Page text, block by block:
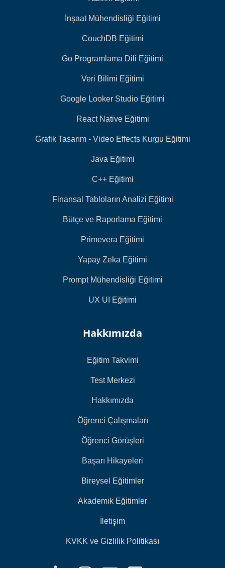
İnşaat Mühendisliği Eğitimi
CouchDB Eğitimi
Go Programlama Dili Eğitimi
Veri Bilimi Eğitimi
Google Looker Studio Eğitimi
React Native Eğitimi
Grafik Tasarım - Video Effects Kurgu Eğitimi
Java Eğitimi
C++ Eğitimi
Finansal Tabloların Analizi Eğitimi
Bütçe ve Raporlama Eğitimi
Primevera Eğitimi
Yapay Zeka Eğitimi
Prompt Mühendisliği Eğitimi
UX UI Eğitimi
Hakkımızda
Eğitim Takvimi
Test Merkezi
Hakkımızda
Öğrenci Çalışmaları
Öğrenci Görüşleri
Başarı Hikayeleri
Bireysel Eğitimler
Akademik Eğitimler
İletişim
KVKK ve Gizlilik Politikası